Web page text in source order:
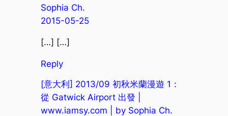
Sophia Ch.
2015-05-25
[…] […]
Reply
[意大利] 2013/09 初秋米蘭漫遊 1：
從 Gatwick Airport 出發 |
www.iamsy.com | by Sophia Ch.